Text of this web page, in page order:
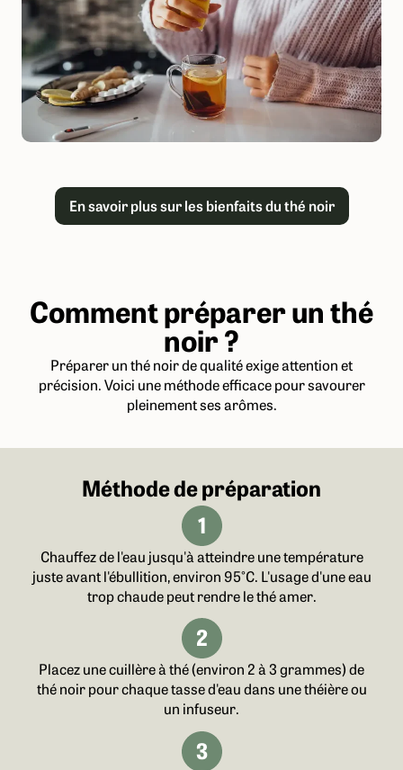
En savoir plus sur les bienfaits du thé noir
Comment préparer un thé
noir ?
Préparer un thé noir de qualité exige attention et
précision. Voici une méthode efficace pour savourer
pleinement ses arômes.
Méthode de préparation
Chauffez de l'eau jusqu'à atteindre une température
juste avant l'ébullition, environ 95°C. L'usage d'une eau
trop chaude peut rendre le thé amer.
Placez une cuillère à thé (environ 2 à 3 grammes) de
thé noir pour chaque tasse d'eau dans une théière ou
un infuseur.